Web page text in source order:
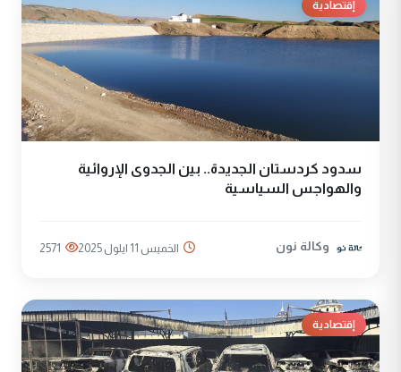
إقتصادية
سدود كردستان الجديدة.. بين الجدوى الإروائية
والهواجس السياسية
وكالة نون الخميس 11 ايلول 2025 2571
إقتصادية